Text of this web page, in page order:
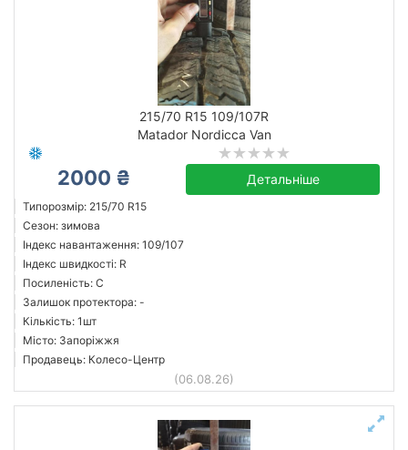
215/70 R15 109/107R
Matador Nordicca Van
2000 ₴ Детальніше
Типорозмір: 215/70 R15
Сезон: зимова
Індекс навантаження: 109/107
Індекс швидкості: R
Посиленість: C
Залишок протектора: -
Кількість: 1шт
Місто: Запоріжжя
Продавець: Колесо-Центр
(06.08.26)